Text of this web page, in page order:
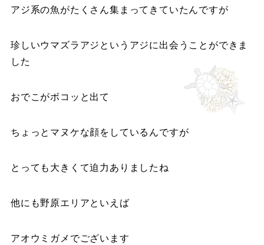
アジ系の魚がたくさん集まってきていたんですが
珍しいウマズラアジというアジに出会うことができま
した
おでこがボコッと出て
ちょっとマヌケな顔をしているんですが
とっても大きくて迫力ありましたね
他にも野原エリアといえば
アオウミガメでございます